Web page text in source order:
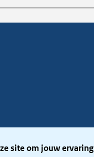
site om jouw